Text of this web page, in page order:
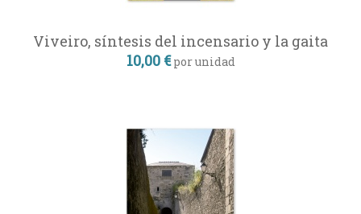
Viveiro, síntesis del incensario y la gaita
10,00 € por unidad